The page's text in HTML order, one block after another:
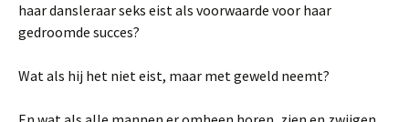
haar dansleraar seks eist als voorwaarde voor haar
gedroomde succes?
Wat als hij het niet eist, maar met geweld neemt?